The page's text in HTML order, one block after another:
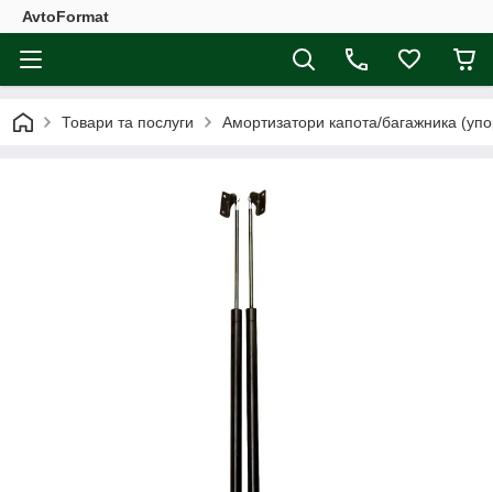
AvtoFormat
Товари та послуги Амортизатори капота/багажника